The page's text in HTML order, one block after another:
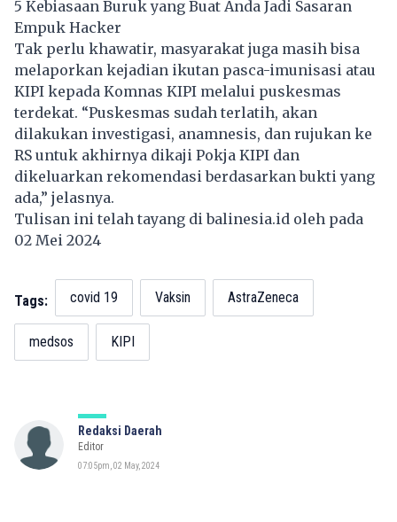
5 Kebiasaan Buruk yang Buat Anda Jadi Sasaran
Empuk Hacker
Tak perlu khawatir, masyarakat juga masih bisa
melaporkan kejadian ikutan pasca-imunisasi atau
KIPI kepada Komnas KIPI melalui puskesmas
terdekat. “Puskesmas sudah terlatih, akan
dilakukan investigasi, anamnesis, dan rujukan ke
RS untuk akhirnya dikaji Pokja KIPI dan
dikeluarkan rekomendasi berdasarkan bukti yang
ada,” jelasnya.
Tulisan ini telah tayang dibalinesia.id oleh pada
02 Mei 2024
Tags: covid 19 Vaksin AstraZeneca
medsos KIPI
Redaksi Daerah
Editor
07:05pm, 02 May, 2024